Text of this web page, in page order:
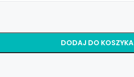
DODAJ DO KOSZYKA